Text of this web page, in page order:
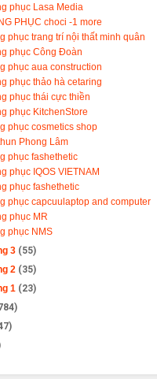
phục Lasa Media
PHỤC choci -1 more
phục trang trí nội thất minh quân
phục Công Đoàn
phục aua construction
phục thảo hà cetaring
phục thái cực thiền
phục KitchenStore
phục cosmetics shop
Phong Lâm
phục fashethetic
phục IQOS VIETNAM
phục fashethetic
phục capcuulaptop and computer
phục MR
phục NMS
3 (55)
2 (35)
1 (23)